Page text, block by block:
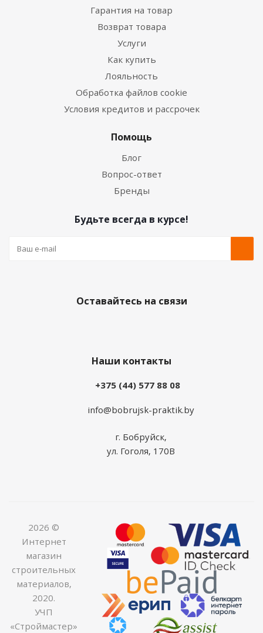
Гарантия на товар
Возврат товара
Услуги
Как купить
Лояльность
Обработка файлов cookie
Условия кредитов и рассрочек
Помощь
Блог
Вопрос-ответ
Бренды
Будьте всегда в курсе!
Оставайтесь на связи
Наши контакты
+375 (44) 577 88 08
info@bobrujsk-praktik.by
г. Бобруйск,
ул. Гоголя, 170В
2026 ©
Интернет
магазин
строительных
материалов,
2020.
УЧП
«Строймастер»